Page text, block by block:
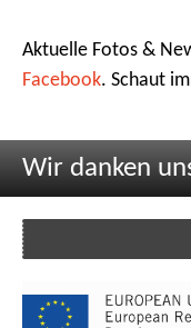
Aktuelle Fotos &
Facebook. Schaut
Wir danken